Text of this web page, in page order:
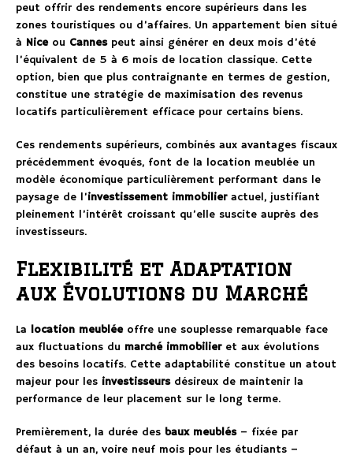
peut offrir des rendements encore supérieurs dans les
zones touristiques ou d’affaires. Un appartement bien situé
à Niceou Cannespeut ainsi générer en deux mois d’été
l’équivalent de 5 à 6 mois de location classique. Cette
option, bien que plus contraignante en termes de gestion,
constitue une stratégie de maximisation des revenus
locatifs particulièrement efficace pour certains biens.
Ces rendements supérieurs, combinés aux avantages fiscaux
précédemment évoqués, font de la location meublée un
modèle économique particulièrement performant dans le
paysage de l’investissement immobilieractuel, justifiant
pleinement l’intérêt croissant qu’elle suscite auprès des
investisseurs.
Flexibilité et Adaptation
aux Évolutions du Marché
La location meubléeoffre une souplesse remarquable face
aux fluctuations du marché immobilieret aux évolutions
des besoins locatifs. Cette adaptabilité constitue un atout
majeur pour les investisseursdésireux de maintenir la
performance de leur placement sur le long terme.
Premièrement, la durée des baux meublés– fixée par
défaut à un an, voire neuf mois pour les étudiants –